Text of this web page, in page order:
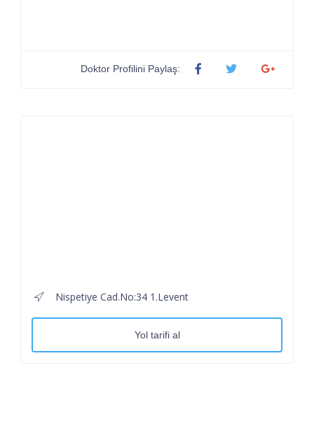
Doktor Profilini Paylaş:
Nispetiye Cad.No:34 1.Levent
Yol tarifi al